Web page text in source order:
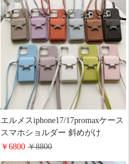
s25/s24/s23ケース ブランド パロデ
ィ
エルメスiphone17/17promaxケース
スマホショルダー 斜めがけ
HERMES アイフォーン16pro/16/15
￥6800￥8800